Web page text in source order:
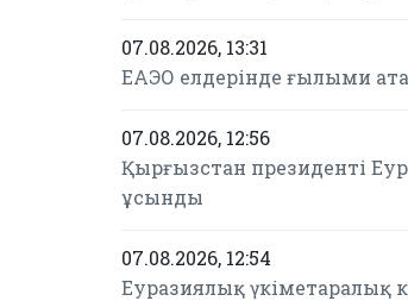
07.08.2026, 13:31
ЕАЭО елдерінде ғылыми
07.08.2026, 12:56
Қырғызстан президенті
ұсынды
07.08.2026, 12:54
Еуразиялық үкіметаралық